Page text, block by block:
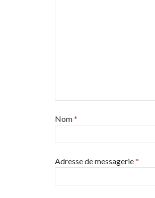
Nom*
Adresse de messagerie*